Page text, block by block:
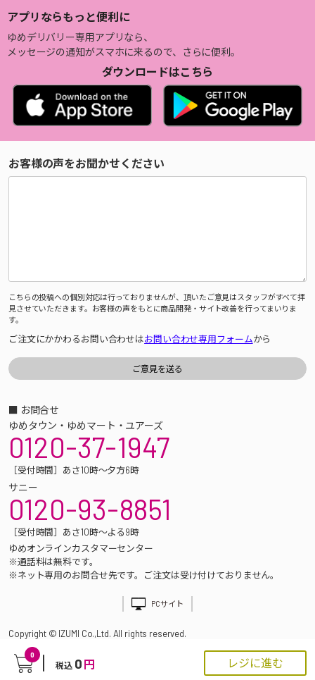
0
税込 0 円 レジに進む
アプリならもっと便利に
ゆめデリバリー専用アプリなら、
メッセージの通知がスマホに来るので、さらに便利。
ダウンロードはこちら
お客様の声をお聞かせください
こちらの投稿への個別対応は行っておりませんが、頂いたご意見はスタッフがすべて拝
見させていただきます。お客様の声をもとに商品開発・サイト改善を行ってまいりま
す。
ご注文にかかわるお問い合わせはお問い合わせ専用フォームから
■ お問合せ
ゆめタウン・ゆめマート・ユアーズ
0120-37-1947
［受付時間］あさ10時～夕方6時
サニー
0120-93-8851
［受付時間］あさ10時～よる9時
ゆめオンラインカスタマーセンター
※通話料は無料です。
※ネット専用のお問合せ先です。ご注文は受け付けておりません。
PCサイト
Copyright © IZUMI Co.,Ltd. All rights reserved.